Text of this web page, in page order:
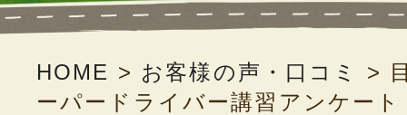
HOME > お客様の声・口コミ >
ーパードライバー講習アンケート